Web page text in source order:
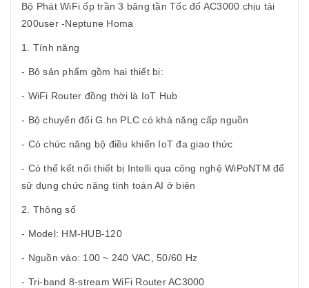
Bộ Phát WiFi ốp trần 3 băng tần Tốc đố AC3000 chịu tải
200user -Neptune Homa
1. Tính năng
- Bộ sản phẩm gồm hai thiết bị:
- WiFi Router đồng thời là IoT Hub
- Bộ chuyển đổi G.hn PLC có khả năng cấp nguồn
- Có chức năng bộ điều khiển IoT đa giao thức
- Có thể kết nối thiết bị Intelli qua công nghệ WiPoNTM để
sử dụng chức năng tính toán AI ở biên
2. Thông số
- Model: HM-HUB-120
- Nguồn vào: 100 ~ 240 VAC, 50/60 Hz
- Tri-band 8-stream WiFi Router AC3000